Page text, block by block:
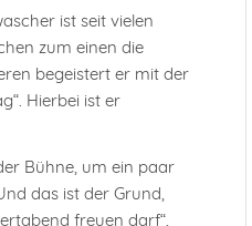
ist seit vielen
zum einen die
begeistert er mit der
Hierbei ist er
Bühne, um ein paar
das ist der Grund,
freuen darf“,